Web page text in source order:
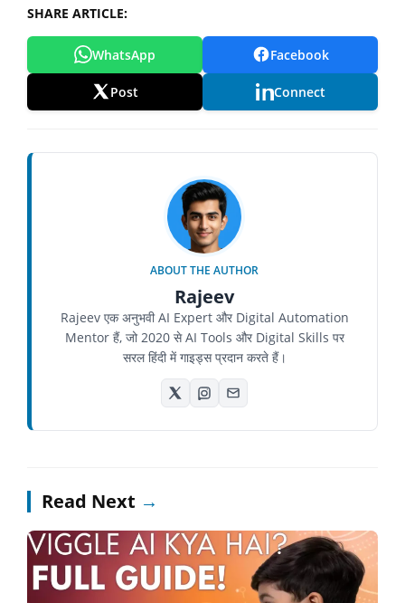
SHARE ARTICLE:
WhatsApp Facebook
Post Connect
ABOUT THE AUTHOR
Rajeev
Rajeev एक अनुभवी AI Expert और Digital Automation
Mentor हैं, जो 2020 से AI Tools और Digital Skills पर
सरल हिंदी में गाइड्स प्रदान करते हैं।
Read Next →